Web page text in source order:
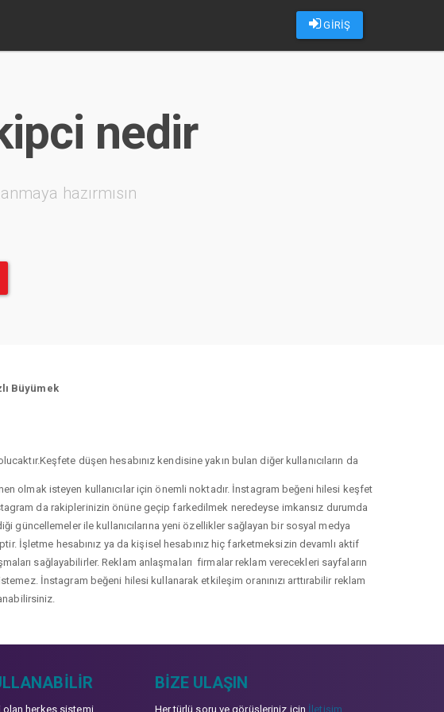
GİRİŞ
nedir
hazırmısın
Büyümek
düşen hesabınız kendisine yakın bulan diğer kullanıcıların da
olmak isteyen kullanıcılar için önemli noktadır. İnstagram beğeni hilesi keşfet
da rakiplerinizin önüne geçip farkedilmek neredeyse imkansız durumda
ile kullanıcılarına yeni özellikler sağlayan bir sosyal medya
İşletme hesabınız ya da kişisel hesabınız hiç farketmeksizin devamlı aktif
sağlayabilirler. Reklam anlaşmaları firmalar reklam verecekleri sayfaların
İnstagram beğeni hilesi kullanarak etkileşim oranınızı arttırabilir reklam
olan herkes sistemi
BIZE ULAŞIN
Her türlü soru ve görüşleriniz için İletişim